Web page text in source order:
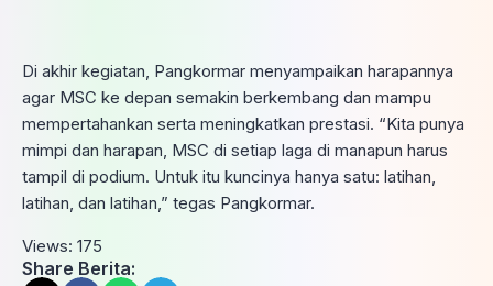
Di akhir kegiatan, Pangkormar menyampaikan harapannya
agar MSC ke depan semakin berkembang dan mampu
mempertahankan serta meningkatkan prestasi. “Kita punya
mimpi dan harapan, MSC di setiap laga di manapun harus
tampil di podium. Untuk itu kuncinya hanya satu: latihan,
latihan, dan latihan,” tegas Pangkormar.
Views: 175
Share Berita: